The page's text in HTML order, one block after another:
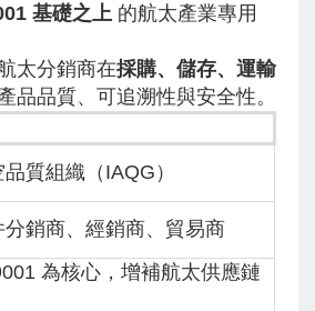
基礎之上 的航太產業專用
太分銷商在採購、儲存、運輸
品品質、可追溯性與安全性。
質組織（IAQG）
分銷商、經銷商、貿易商
為核心，增補航太供應鏈